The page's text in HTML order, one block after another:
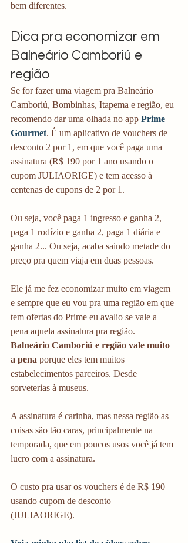
bem diferentes.
Dica pra economizar em
Balneário Camboriú e
região
Se for fazer uma viagem pra Balneário
Camboriú, Bombinhas, Itapema e região, eu
recomendo dar uma olhada no app Prime
Gourmet. É um aplicativo de vouchers de
desconto 2 por 1, em que você paga uma
assinatura (R$ 190 por 1 ano usando o
cupom JULIAORIGE) e tem acesso à
centenas de cupons de 2 por 1.
Ou seja, você paga 1 ingresso e ganha 2,
paga 1 rodízio e ganha 2, paga 1 diária e
ganha 2... Ou seja, acaba saindo metade do
preço pra quem viaja em duas pessoas.
Ele já me fez economizar muito em viagem
e sempre que eu vou pra uma região em que
tem ofertas do Prime eu avalio se vale a
pena aquela assinatura pra região.
Balneário Camboriú e região vale muito
a pena porque eles tem muitos
estabelecimentos parceiros. Desde
sorveterias à museus.
A assinatura é carinha, mas nessa região as
coisas são tão caras, principalmente na
temporada, que em poucos usos você já tem
lucro com a assinatura.
O custo pra usar os vouchers é de R$ 190
usando cupom de desconto
(JULIAORIGE).